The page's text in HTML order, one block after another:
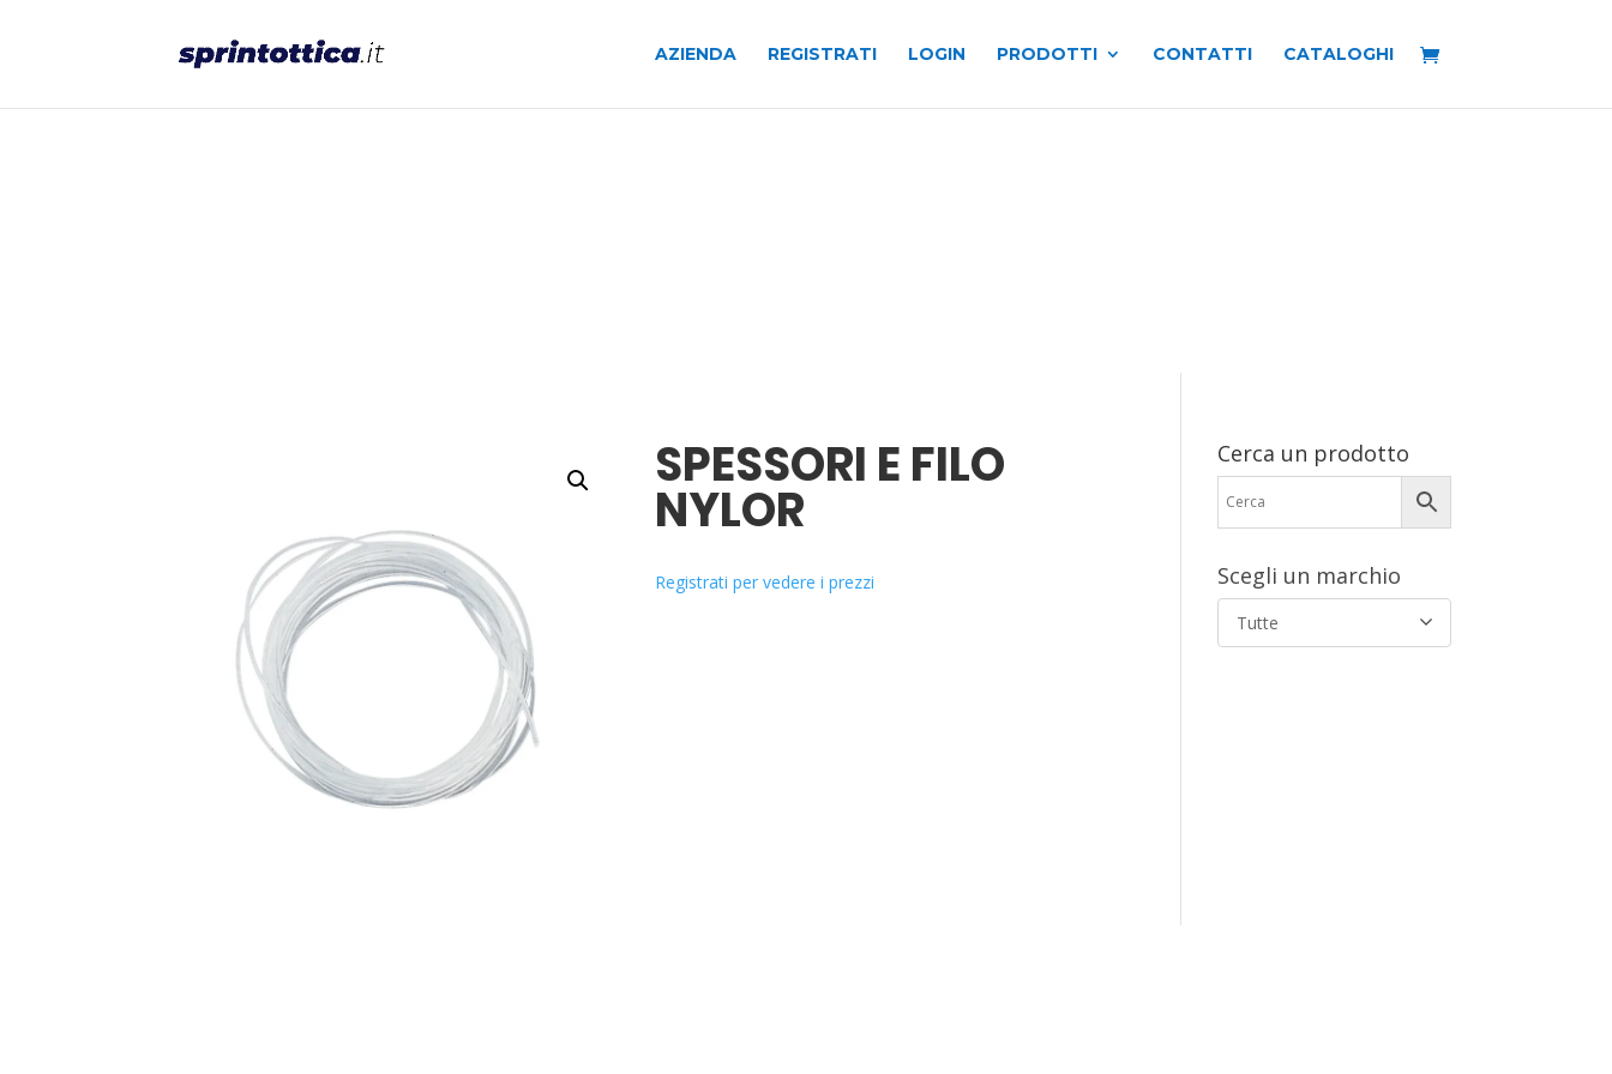
AZIENDA REGISTRATI LOGIN PRODOTTI CONTATTI CATALOGHI
SPESSORI E FILO
NYLOR
Registrati per vedere i prezzi
Cerca un prodotto
Scegli un marchio
Tutte